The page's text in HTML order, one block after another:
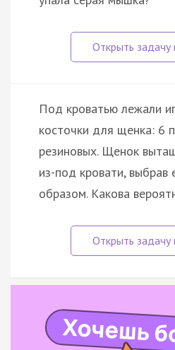
Под кроватью лежали
косточки для щенка: 6
резиновых. Щенок
из-под кровати, выбрав
образом. Какова